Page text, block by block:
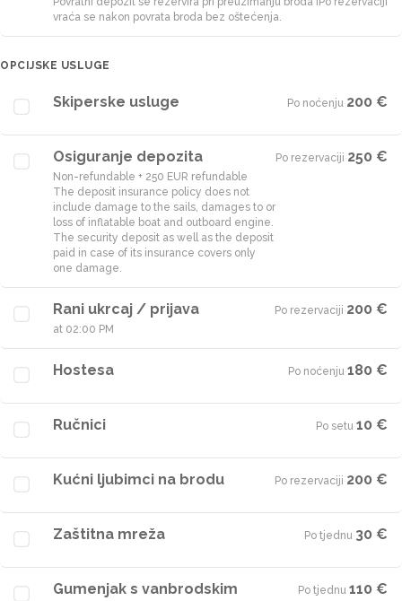
vraća se nakon povrata broda bez oštećenja.
OPCIJSKE USLUGE
Skiperske usluge Po noćenju·200 €
Osiguranje depozita
Non-refundable + 250 EUR refundable
The deposit insurance policy does not
include damage to the sails, damages to or
loss of inflatable boat and outboard engine.
The security deposit as well as the deposit
paid in case of its insurance covers only
one damage.
Po rezervaciji·250 €
Rani ukrcaj / prijava
at 02:00 PM
Po rezervaciji·200 €
Hostesa Po noćenju·180 €
Ručnici Po setu·10 €
Kućni ljubimci na brodu Po rezervaciji·200 €
Zaštitna mreža Po tjednu·30 €
Gumenjak s vanbrodskim
Po tjednu·110 €